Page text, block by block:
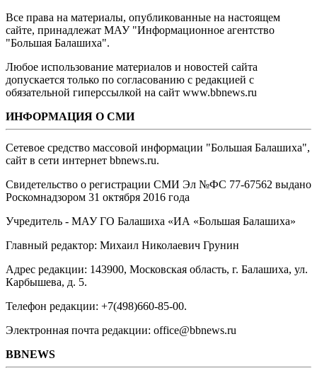
Все права на материалы, опубликованные на настоящем
сайте, принадлежат МАУ "Информационное агентство
"Большая Балашиха".
Любое использование материалов и новостей сайта
допускается только по согласованию с редакцией с
обязательной гиперссылкой на сайт www.bbnews.ru
ИНФОРМАЦИЯ О СМИ
Сетевое средство массовой информации "Большая Балашиха",
сайт в сети интернет bbnews.ru.
Свидетельство о регистрации СМИ Эл №ФС ‎77-67562 выдано
Роскомнадзором 31 октября 2016 года
Учредитель - МАУ ГО Балашиха «ИА «Большая Балашиха»
Главный редактор: Михаил Николаевич Грунин
Адрес редакции: 143900, Московская область, г. Балашиха, ул.
Карбышева, д. 5.
Телефон редакции: +7(498)660-85-00.
Электронная почта редакции: office@bbnews.ru
BBNEWS